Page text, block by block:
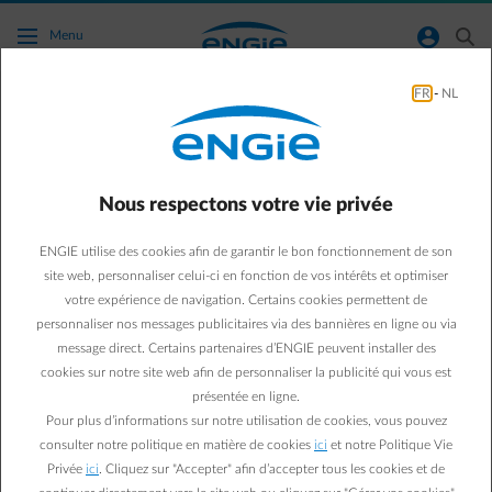
Accéder au contenu principal
Menu normal-account-circle search
Agir pour la planète
Comment recharger votre
voiture électrique à la
maison en toute
tranquillité ?
Communications expert - renewable, energy efficiency,
FR - NL
Nous respectons votre vie privée
ENGIE utilise des cookies afin de garantir le bon fonctionnement de son
site web, personnaliser celui-ci en fonction de vos intérêts et optimiser
votre expérience de navigation. Certains cookies permettent de
personnaliser nos messages publicitaires via des bannières en ligne ou via
message direct. Certains partenaires d’ENGIE peuvent installer des
cookies sur notre site web afin de personnaliser la publicité qui vous est
présentée en ligne.
Pour plus d’informations sur notre utilisation de cookies, vous pouvez
consulter notre politique en matière de cookies ici et notre Politique Vie
Privée ici . Cliquez sur "Accepter" afin d’accepter tous les cookies et de